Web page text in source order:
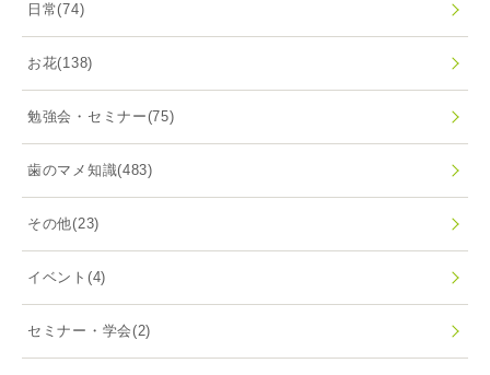
日常(74)
お花(138)
勉強会・セミナー(75)
歯のマメ知識(483)
その他(23)
イベント (4)
セミナー・学会(2)